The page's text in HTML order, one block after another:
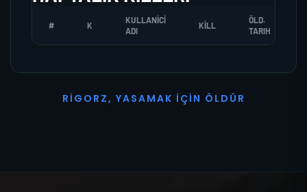
# K
KULLANICI
ADI
KILL
ÖLD.
TARIH
R I G O R Z, YASAMAK İ ÇI N Ö L D Ü R